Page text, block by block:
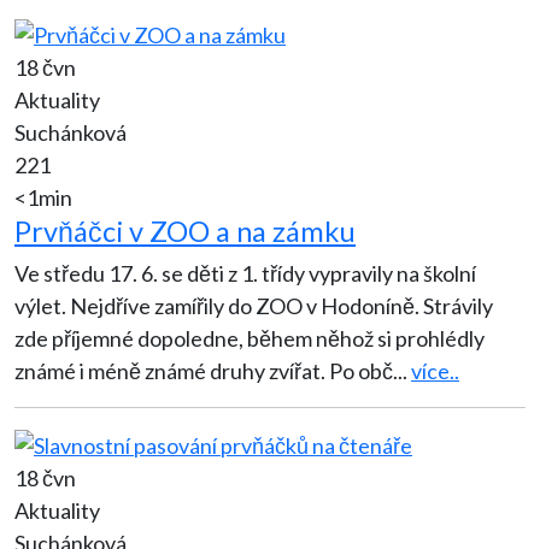
18 čvn
Aktuality
Suchánková
221
<1min
Prvňáčci v ZOO a na zámku
Ve středu 17. 6. se děti z 1. třídy vypravily na školní
výlet. Nejdříve zamířily do ZOO v Hodoníně. Strávily
zde příjemné dopoledne, během něhož si prohlédly
známé i méně známé druhy zvířat. Po obč...více..
18 čvn
Aktuality
Suchánková